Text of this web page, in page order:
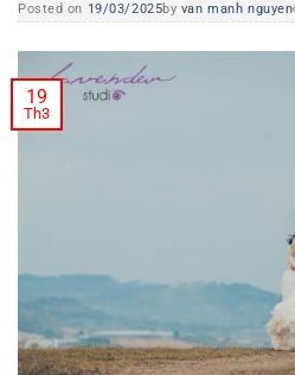
Posted on 19/03/2025by van manh nguyen
19
Th3